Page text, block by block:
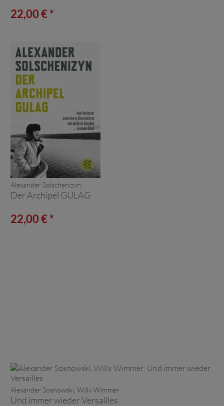
22,00 € *
Alexander Solschenizyn:
Der Archipel GULAG
22,00 € *
Alexander Sosnowski, Willy Wimmer:
Und immer wieder Versailles